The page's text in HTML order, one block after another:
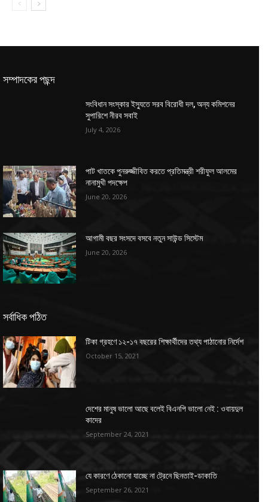
সম্পাদকের পছন্দ
সংবিধান সংস্কার ইস্যুতে সরব বিরোধী দল, অন্য কমিশনের
সুপারিশে নীরব সবাই
July 4, 2026
পাট খাতকে পুনরুজ্জীবিত করতে প্রতিমন্ত্রী শরীফুল আলমের
নানামুখী পদক্ষেপ
June 20, 2026
আগামী বছর সংসদে বসবে নতুন সাউন্ড সিস্টেম
June 20, 2026
সর্বাধিক পঠিত
টিকা গ্রহণে ১২-১৭ বছরের শিক্ষার্থীদের তথ্য পাঠানোর নির্দেশ
October 15, 2021
দেশের মানুষ ভালো আছে বলেই বিএনপি ভালো নেই : ওবায়দুল
কাদের
September 24, 2021
যে কারণে ঠেকানো যাচ্ছে না ট্রেনে ছিনতাই-ডাকাতি
September 26, 2021